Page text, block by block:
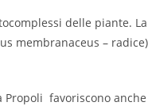
delle piante.
membranaceus –
Propoli favoriscono